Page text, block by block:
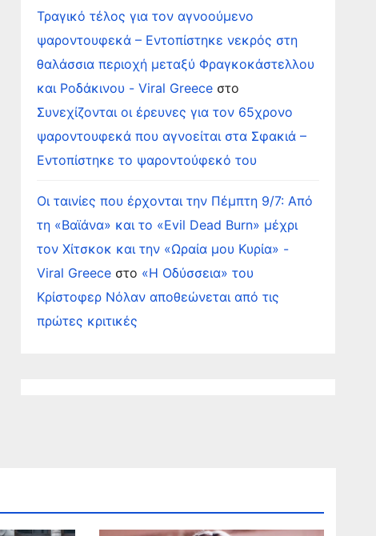
Τραγικό τέλος για τον αγνοούμενο
ψαροντουφεκά – Εντοπίστηκε νεκρός στη
θαλάσσια περιοχή μεταξύ Φραγκοκάστελλου
και Ροδάκινου - Viral Greece στο
Συνεχίζονται οι έρευνες για τον 65χρονο
ψαροντουφεκά που αγνοείται στα Σφακιά –
Εντοπίστηκε το ψαροντούφεκό του
Οι ταινίες που έρχονται την Πέμπτη 9/7: Από
τη «Βαϊάνα» και το «Evil Dead Burn» μέχρι
τον Χίτσκοκ και την «Ωραία μου Κυρία» -
Viral Greece στο «Η Οδύσσεια» του
Κρίστοφερ Νόλαν αποθεώνεται από τις
πρώτες κριτικές